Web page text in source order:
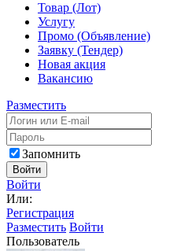
Товар (Лот)
Услугу
Промо (Объявление)
Заявку (Тендер)
Новая акция
Вакансию
Разместить
Запомнить
Войти
Войти
Или:
Регистрация
Разместить Войти
Пользователь